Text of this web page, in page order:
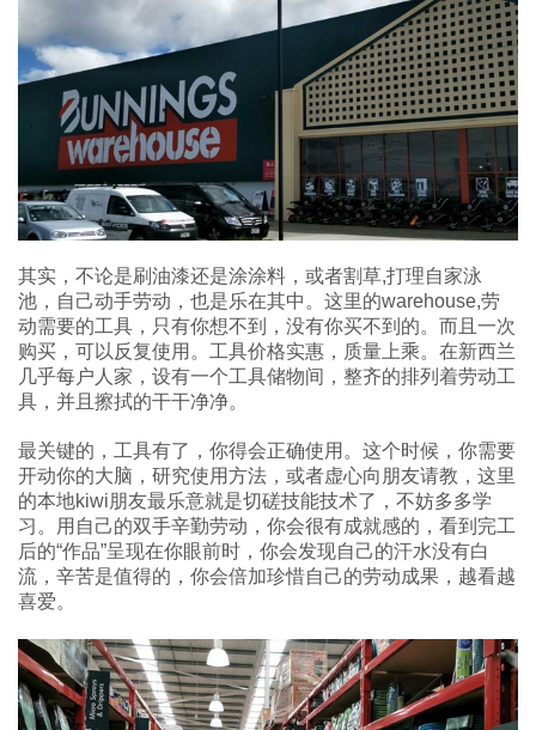
其实，不论是刷油漆还是涂涂料，或者割草,打理自家泳
池，自己动手劳动，也是乐在其中。这里的warehouse,劳
动需要的工具，只有你想不到，没有你买不到的。而且一次
购买，可以反复使用。工具价格实惠，质量上乘。在新西兰
几乎每户人家，设有一个工具储物间，整齐的排列着劳动工
具，并且擦拭的干干净净。
最关键的，工具有了，你得会正确使用。这个时候，你需要
开动你的大脑，研究使用方法，或者虚心向朋友请教，这里
的本地kiwi朋友最乐意就是切磋技能技术了，不妨多多学
习。用自己的双手辛勤劳动，你会很有成就感的，看到完工
后的“作品”呈现在你眼前时，你会发现自己的汗水没有白
流，辛苦是值得的，你会倍加珍惜自己的劳动成果，越看越
喜爱。